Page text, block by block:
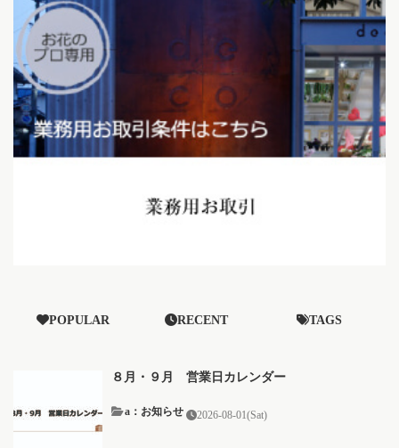
POPULAR RECENT TAGS
８月・９月 営業日カレンダー
a：お知らせ 2026-08-01(Sat)